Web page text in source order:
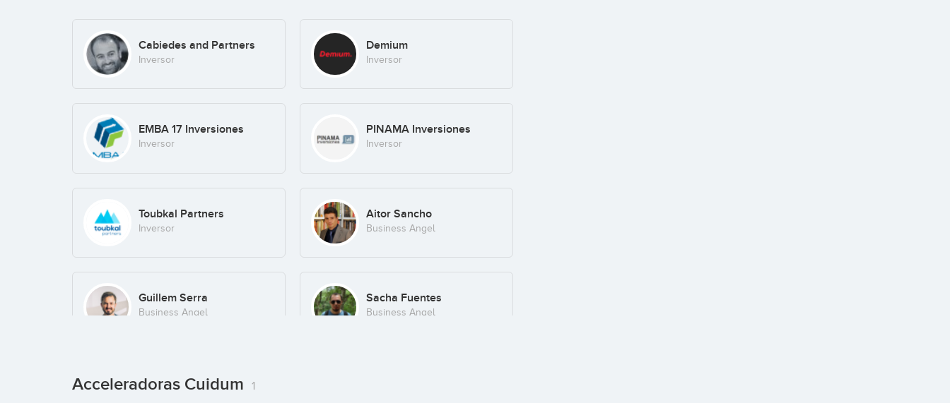
Cabiedes and Partners
Inversor
Demium
Inversor
EMBA 17 Inversiones
Inversor
PINAMA Inversiones
Inversor
Toubkal Partners
Inversor
Aitor Sancho
Business Angel
Guillem Serra
Business Angel
Sacha Fuentes
Business Angel
Acceleradoras Cuidum 1